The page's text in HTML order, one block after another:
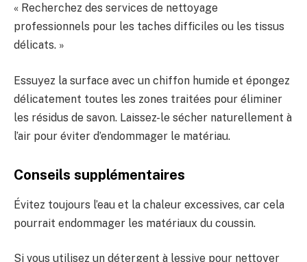
« Recherchez des services de nettoyage
professionnels pour les taches difficiles ou les tissus
délicats. »
Essuyez la surface avec un chiffon humide et épongez
délicatement toutes les zones traitées pour éliminer
les résidus de savon. Laissez-le sécher naturellement à
l’air pour éviter d’endommager le matériau.
Conseils supplémentaires
Évitez toujours l’eau et la chaleur excessives, car cela
pourrait endommager les matériaux du coussin.
Si vous utilisez un détergent à lessive pour nettoyer